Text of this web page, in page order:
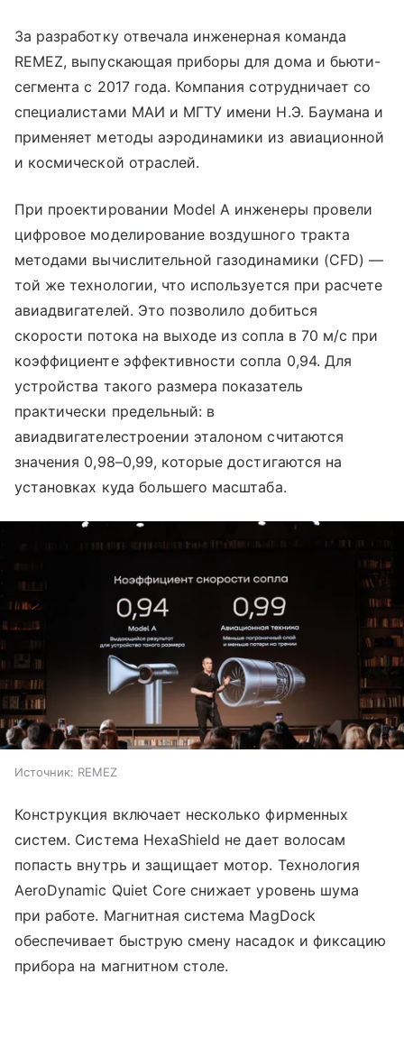
За разработку отвечала инженерная команда
REMEZ, выпускающая приборы для дома и бьюти-
сегмента с 2017 года. Компания сотрудничает со
специалистами МАИ и МГТУ имени Н.Э. Баумана и
применяет методы аэродинамики из авиационной
и космической отраслей.
При проектировании Model A инженеры провели
цифровое моделирование воздушного тракта
методами вычислительной газодинамики (CFD) —
той же технологии, что используется при расчете
авиадвигателей. Это позволило добиться
скорости потока на выходе из сопла в 70 м/с при
коэффициенте эффективности сопла 0,94. Для
устройства такого размера показатель
практически предельный: в
авиадвигателестроении эталоном считаются
значения 0,98–0,99, которые достигаются на
установках куда большего масштаба.
Источник: REMEZ
Конструкция включает несколько фирменных
систем. Система HexaShield не дает волосам
попасть внутрь и защищает мотор. Технология
AeroDynamic Quiet Core снижает уровень шума
при работе. Магнитная система MagDock
обеспечивает быструю смену насадок и фиксацию
прибора на магнитном столе.